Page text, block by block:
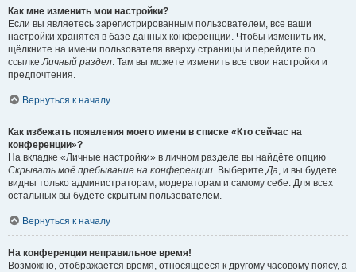
Как мне изменить мои настройки?
Если вы являетесь зарегистрированным пользователем, все ваши
настройки хранятся в базе данных конференции. Чтобы изменить их,
щёлкните на имени пользователя вверху страницы и перейдите по
ссылкеЛичный раздел. Там вы можете изменить все свои настройки и
предпочтения.
Вернуться к началу
Как избежать появления моего имени в списке «Кто сейчас на
конференции»?
На вкладке «Личные настройки» в личном разделе вы найдёте опцию
Скрывать моё пребывание на конференции. ВыберитеДа, и вы будете
видны только администраторам, модераторам и самому себе. Для всех
остальных вы будете скрытым пользователем.
Вернуться к началу
На конференции неправильное время!
Возможно, отображается время, относящееся к другому часовому поясу, а